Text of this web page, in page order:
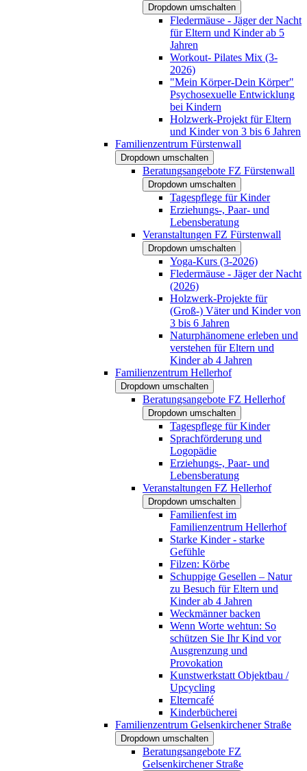
Dropdown umschalten
Fledermäuse - Jäger der Nacht
für Eltern und Kinder ab 5
Jahren
Workout- Pilates Mix (3-
2026)
"Mein Körper-Dein Körper"
Psychosexuelle Entwicklung
bei Kindern
Holzwerk-Projekt für Eltern
und Kinder von 3 bis 6 Jahren
Familienzentrum Fürstenwall
Dropdown umschalten
Beratungsangebote FZ Fürstenwall
Dropdown umschalten
Tagespflege für Kinder
Erziehungs-, Paar- und
Lebensberatung
Veranstaltungen FZ Fürstenwall
Dropdown umschalten
Yoga-Kurs (3-2026)
Fledermäuse - Jäger der Nacht
(2026)
Holzwerk-Projekte für
(Groß-) Väter und Kinder von
3 bis 6 Jahren
Naturphänomene erleben und
verstehen für Eltern und
Kinder ab 4 Jahren
Familienzentrum Hellerhof
Dropdown umschalten
Beratungsangebote FZ Hellerhof
Dropdown umschalten
Tagespflege für Kinder
Sprachförderung und
Logopädie
Erziehungs-, Paar- und
Lebensberatung
Veranstaltungen FZ Hellerhof
Dropdown umschalten
Familienfest im
Familienzentrum Hellerhof
Starke Kinder - starke
Gefühle
Filzen: Körbe
Schuppige Gesellen – Natur
zu Besuch für Eltern und
Kinder ab 4 Jahren
Weckmänner backen
Wenn Worte wehtun: So
schützen Sie Ihr Kind vor
Ausgrenzung und
Provokation
Kunstwerkstatt Objektbau /
Upcycling
Elterncafé
Kinderbücherei
Familienzentrum Gelsenkirchener Straße
Dropdown umschalten
Beratungsangebote FZ
Gelsenkirchener Straße